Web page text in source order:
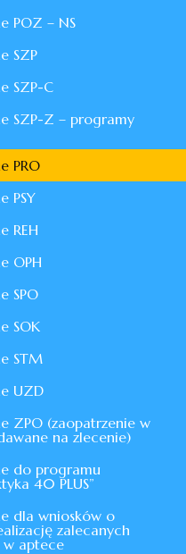
POZ – NS
SZP
SZP-C
SZP-Z – programy
PRO
PSY
REH
OPH
SPO
SOK
STM
UZD
ZPO (zaopatrzenie w
na zlecenie)
do programu
40 PLUS”
dla wniosków o
zalecanych
w aptece